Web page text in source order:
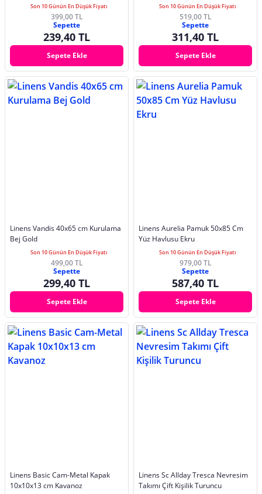
Son 10 Günün En Düşük Fiyatı
399,00 TL
Sepette
239,40 TL
Sepete Ekle
Son 10 Günün En Düşük Fiyatı
519,00 TL
Sepette
311,40 TL
Sepete Ekle
Linens Vandis 40x65 cm Kurulama
Bej Gold
Son 10 Günün En Düşük Fiyatı
499,00 TL
Sepette
299,40 TL
Sepete Ekle
Linens Aurelia Pamuk 50x85 Cm
Yüz Havlusu Ekru
Son 10 Günün En Düşük Fiyatı
979,00 TL
Sepette
587,40 TL
Sepete Ekle
Linens Basic Cam-Metal Kapak
10x10x13 cm Kavanoz
Linens Sc Allday Tresca Nevresim
Takımı Çift Kişilik Turuncu